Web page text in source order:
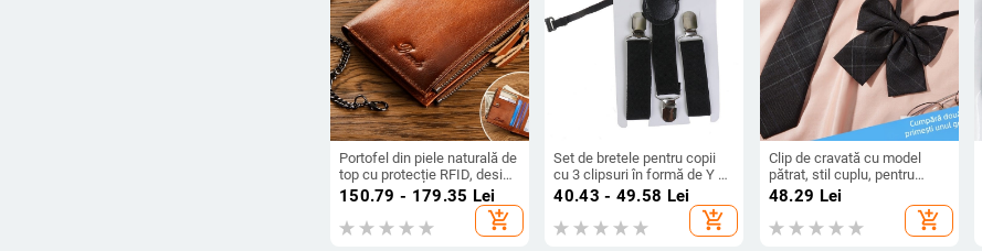
Portofel din piele naturală de
top cu protecție RFID, design
cu două secțiuni, buzunar cu
fermoar pentru monede și
lanț pentru permisul de
150.79 - 179.35 Lei
add_shopping_cart
Set de bretele pentru copii
cu 3 clipsuri în formă de Y și
funda, unisex, lungime
reglabilă, material: 70%
bandă elastică + 30%
40.43 - 49.58 Lei
add_shopping_cart
Clip de cravată cu model
pătrat, stil cuplu, pentru
adulți, floare pentru cravată
48.29 Lei
add_shopping_cart